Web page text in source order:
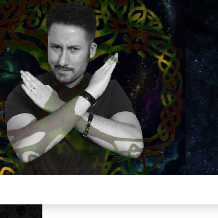
Plus de 2800 critiques de films